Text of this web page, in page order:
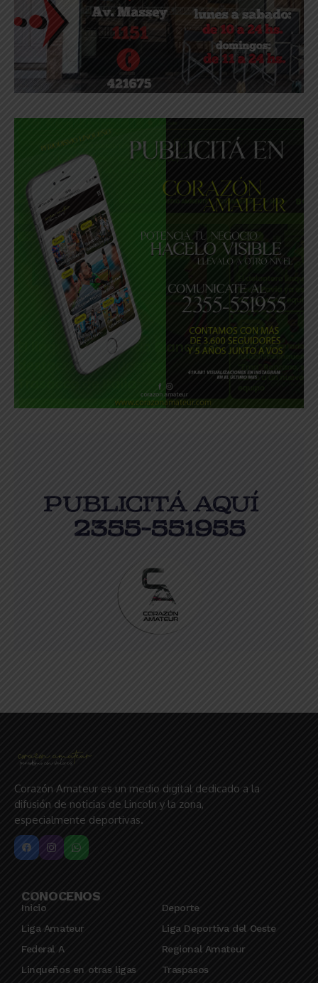
Corazón Amateur es un medio digital dedicado a la
difusión de noticias de Lincoln y la zona,
especialmente deportivas.
CONOCENOS
Inicio
Deporte
Liga Amateur
Liga Deportiva del Oeste
Federal A
Regional Amateur
Linqueños en otras ligas
Traspasos